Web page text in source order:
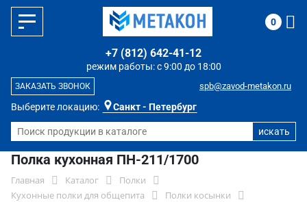
Выберите локацию: Санкт - Петербург
режим работы: с 9:00 до 18:00
+7 (812) 642-41-12
spb@zavod-metakon.ru
ЗАКАЗАТЬ ЗВОНОК
0
Полка кухонная ПН-211/1700
Главная Каталог
Полки
Кухонные полки для общепита
Полки косынки